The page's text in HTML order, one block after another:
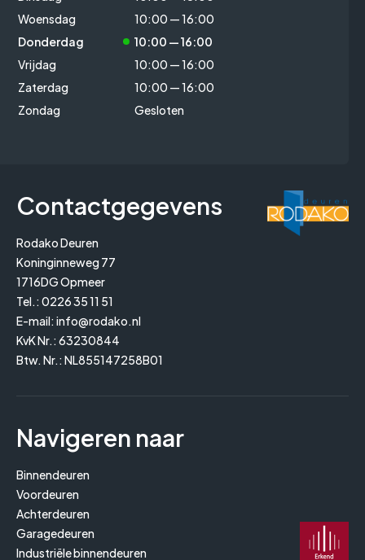
Woensdag
10:00 — 16:00
Donderdag
10:00 — 16:00
Vrijdag
10:00 — 16:00
Zaterdag
10:00 — 16:00
Zondag
Gesloten
Contactgegevens
Rodako Deuren
Koninginneweg 77
1716DG Opmeer
Tel.: 0226 35 11 51
E-mail: info@rodako.nl
KvK Nr.: 63230844
Btw. Nr.: NL855147258B01
Navigeren naar
Binnendeuren
Voordeuren
Achterdeuren
Garagedeuren
Industriële binnendeuren